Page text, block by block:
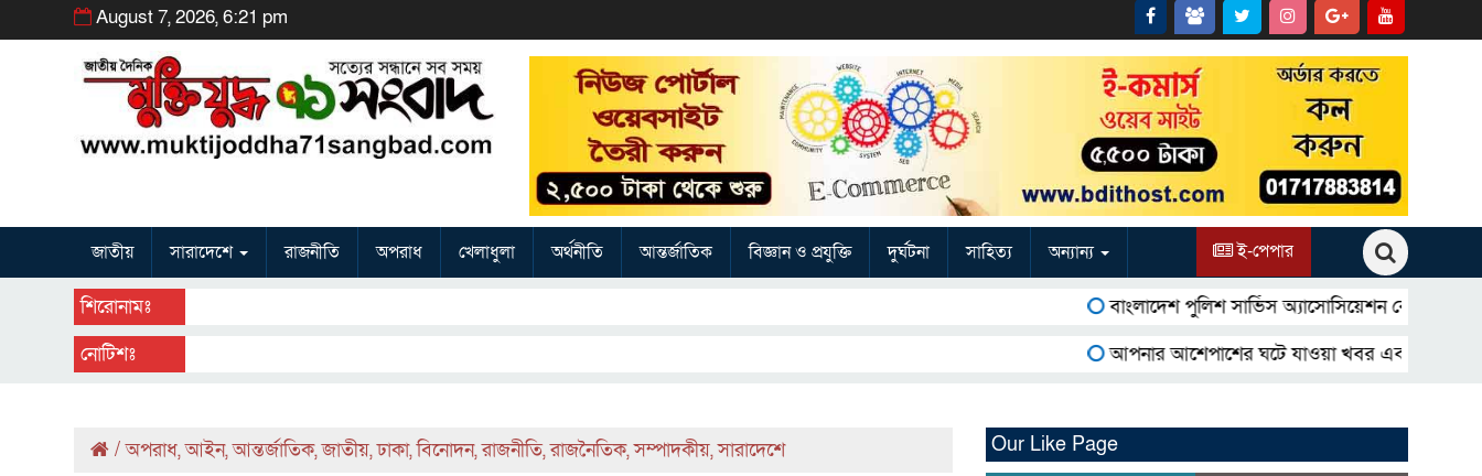
August 7, 2026, 6:21 pm
জাতীয় সারাদেশে রাজনীতি অপরাধ খেলাধুলা অর্থনীতি আন্তর্জাতিক বিজ্ঞান ও প্রযুক্তি দুর্ঘটনা সাহিত্য অন্যান্য ই-পেপার
শিরোনামঃ
বাংলাদেশ পুলিশ সার্ভিস অ্যাসোসিয়েশন কেন্দ্রীয়
নোটিশঃ
আপনার আশেপাশের ঘটে যাওয়া খবর এবং আপনার
/অপরাধ,আইন,আন্তর্জাতিক,জাতীয়,ঢাকা,বিনোদন,রাজনীতি,রাজনৈতিক,সম্পাদকীয়,সারাদেশে Our Like Page